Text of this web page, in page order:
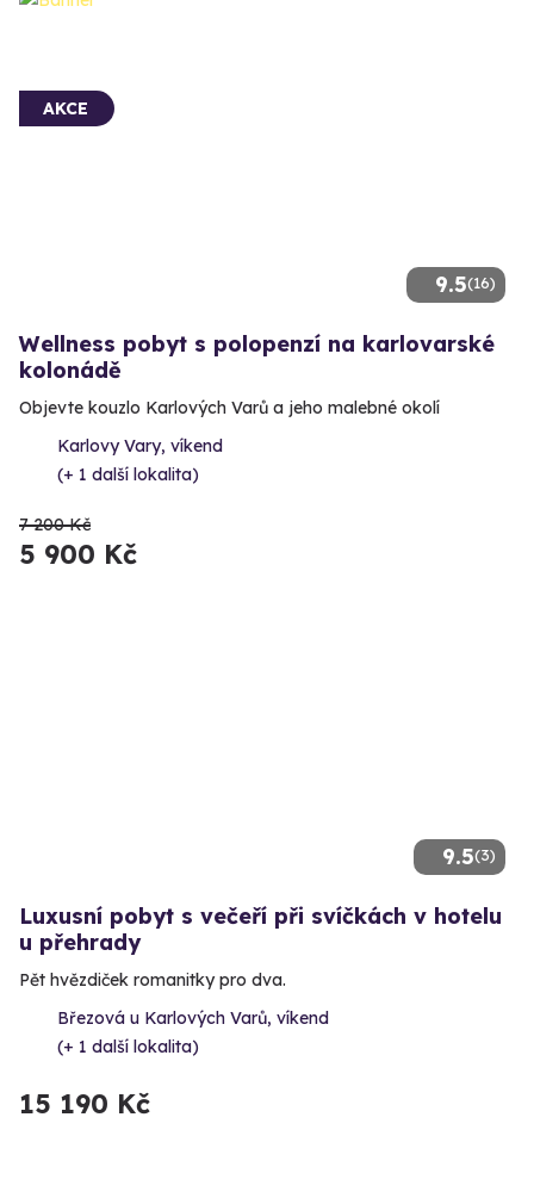
9.5(16)
AKCE
Wellness pobyt s polopenzí na karlovarské
kolonádě
Objevte kouzlo Karlových Varů a jeho malebné okolí
Karlovy Vary, víkend
(+ 1 další lokalita)
7 200 Kč
5 900 Kč
9.5(3)
Luxusní pobyt s večeří při svíčkách v hotelu
u přehrady
Pět hvězdiček romanitky pro dva.
Březová u Karlových Varů, víkend
(+ 1 další lokalita)
15 190 Kč